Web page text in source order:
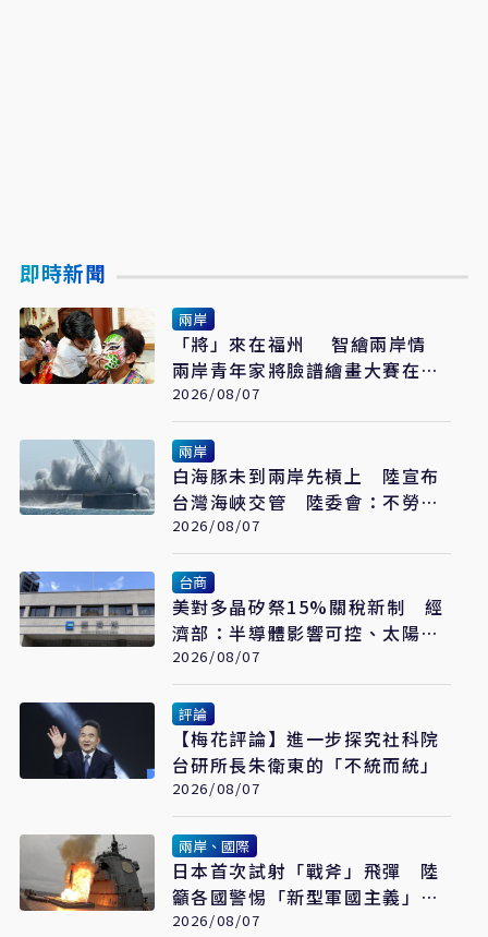
即時新聞
兩岸
「將」來在福州 智繪兩岸情
兩岸青年家將臉譜繪畫大賽在福
州開幕
2026/08/07
兩岸
白海豚未到兩岸先槓上 陸宣布
台灣海峽交管 陸委會：不勞費
心
2026/08/07
台商
美對多晶矽祭15%關稅新制 經
濟部：半導體影響可控、太陽能
產業衝擊有限
2026/08/07
評論
【梅花評論】進一步探究社科院
台研所長朱衛東的「不統而統」
2026/08/07
兩岸、國際
日本首次試射「戰斧」飛彈 陸
籲各國警惕「新型軍國主義」發
展
2026/08/07